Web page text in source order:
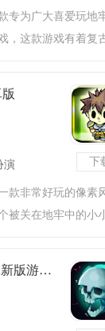
专为广大喜爱玩地
，这款游戏有着复
不重复，给您带来
下
演
款非常好玩的像素
被关在地牢中的小
要打败这些怪物从
进入地牢into the dungeon最新版游戏v1.0.003 安卓版